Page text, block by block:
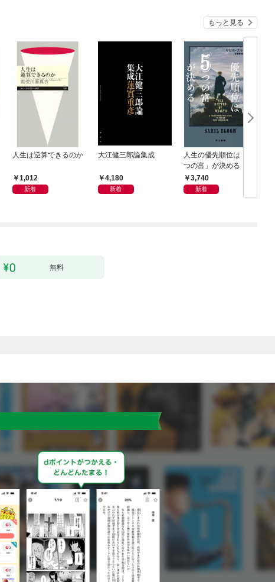
もっと見る
人生は逆算できるのか
1,012
新着
大江健三郎論集成
4,180
新着
人生の優先順位は「５
つの富」が決める
3,740
新着
無料